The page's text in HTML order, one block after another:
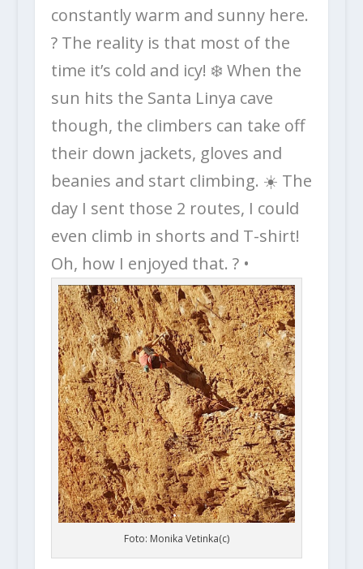
constantly warm and sunny here.
? The reality is that most of the
time it’s cold and icy! ❄️ When the
sun hits the Santa Linya cave
though, the climbers can take off
their down jackets, gloves and
beanies and start climbing. ☀️ The
day I sent those 2 routes, I could
even climb in shorts and T-shirt!
Oh, how I enjoyed that. ? •
Foto: Monika Vetinka(c)